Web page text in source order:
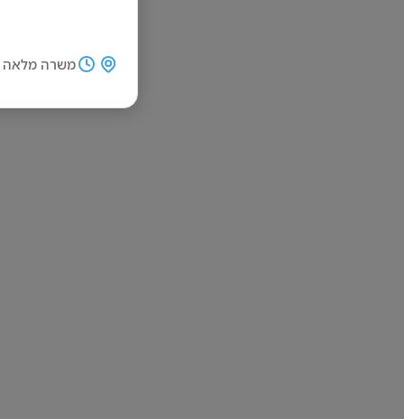
משרה מלאה